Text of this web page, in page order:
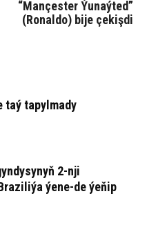
“Mançester Ýunaýted”
(Ronaldo) bije çekişdi
taý tapylmady
2-nji
ýene-de ýeňip